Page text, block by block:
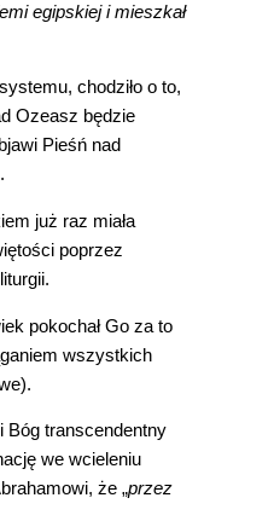
egipskiej i mieszkał
chodziło o to,
Ozeasz będzie
Pieśń nad
już raz miała
poprzez
pokochał Go za to
wszystkich
Bóg transcendentny
we wcieleniu
że „przez